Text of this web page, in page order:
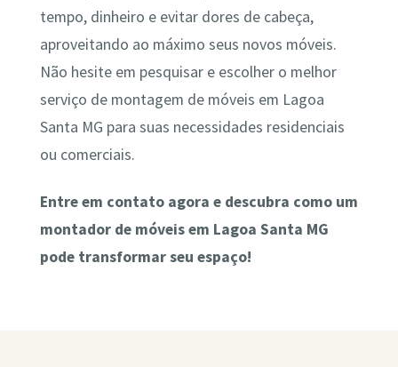
tempo, dinheiro e evitar dores de cabeça,
aproveitando ao máximo seus novos móveis.
Não hesite em pesquisar e escolher o melhor
serviço de montagem de móveis em Lagoa
Santa MG para suas necessidades residenciais
ou comerciais.
Entre em contato agora e descubra como um
montador de móveis em Lagoa Santa MG
pode transformar seu espaço!